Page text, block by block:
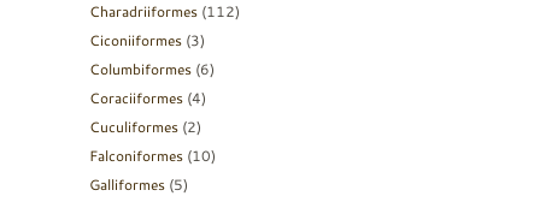
Charadriiformes (112)
Ciconiiformes (3)
Columbiformes (6)
Coraciiformes (4)
Cuculiformes (2)
Falconiformes (10)
Galliformes (5)